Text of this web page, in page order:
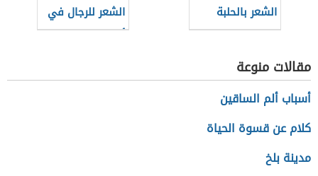
الشعر بالحلبة
الشعر للرجال في
أسبوع
مقالات منوعة
أسباب ألم الساقين
كلام عن قسوة الحياة
مدينة بلخ